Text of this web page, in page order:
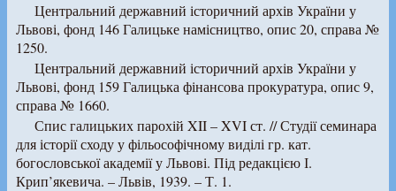
Центральний державний історичний архів України у
Львові, фонд 146 Галицьке намісництво, опис 20, справа №
1250.
Центральний державний історичний архів України у
Львові, фонд 159 Галицька фінансова прокуратура, опис 9,
справа № 1660.
Спис галицьких парохій XII – XVI ст. // Студії семинара
для історії сходу у фільософічному виділі гр. кат.
богословської академії у Львові. Під редакцією І.
Крип’якевича. – Львів, 1939. – Т. 1.